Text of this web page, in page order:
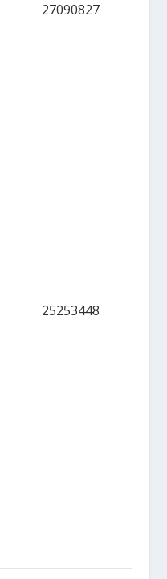
27090827
25253448